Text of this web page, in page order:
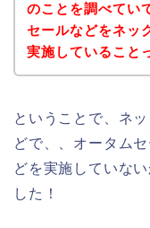
のことを調べてい
セールなどをネッ
実施していること
ということで、ネ
どで、、オータム
どを実施していな
した！